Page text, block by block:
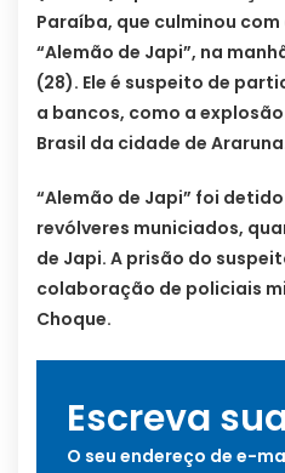
Paraíba, que culminou
“Alemão de Japi”, na
(28). Ele é suspeito de
a bancos, como a
Brasil da cidade de
“Alemão de Japi” foi
revólveres municiados,
de Japi. A prisão do
colaboração de policiais
Choque.
Escreva
O seu endereço de e-